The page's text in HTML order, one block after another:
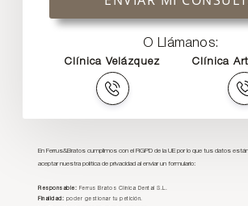
O Llámanos:
Clínica Velázquez Clínica
En Ferrus&Bratos cumplimos con el RGPD de la UE por lo que tus datos
aceptar nuestra política de privacidad al enviar un formulario:
Responsable: Ferrus Bratos Clínica Dental S.L.
Finalidad: poder gestionar tu petición.